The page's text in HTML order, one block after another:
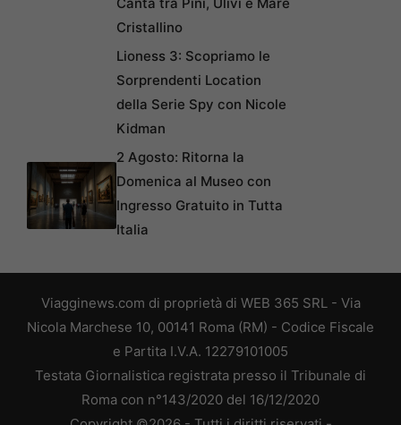
Cristallino
Lioness 3: Scopriamo le
Sorprendenti Location
della Serie Spy con Nicole
Kidman
2 Agosto: Ritorna la
Domenica al Museo con
Ingresso Gratuito in Tutta
Italia
Viagginews.com di proprietà di WEB 365 SRL - Via
Nicola Marchese 10, 00141 Roma (RM) - Codice Fiscale
e Partita I.V.A. 12279101005
Testata Giornalistica registrata presso il Tribunale di
Roma con n°143/2020 del 16/12/2020